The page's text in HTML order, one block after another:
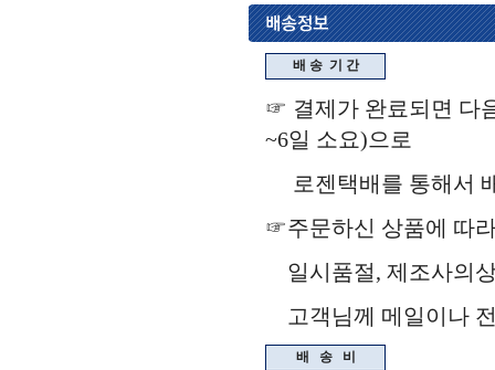
배 송 기 간
☞ 결제가 완료되면 다
~6일 소요)으로
로젠택배를 통해서
☞주문하신 상품에 따
일시품절, 제조사의
고객님께 메일이나
배 송 비